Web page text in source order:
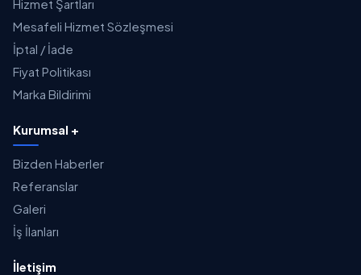
Hizmet Şartları
Mesafeli Hizmet Sözleşmesi
İptal / İade
Fiyat Politikası
Marka Bildirimi
Kurumsal +
Bizden Haberler
Referanslar
Galeri
İş İlanları
İletişim